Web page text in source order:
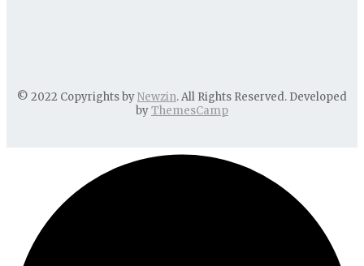
© 2022 Copyrights byNewzin. All Rights Reserved. Developed
byThemesCamp